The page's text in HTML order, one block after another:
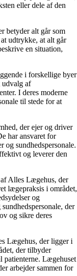
eller dele af den
betyder alt går som
udtrykke, at alt går
en situation,
i forskellige byer
af
I deres moderne
til stede for at
der ejer og driver
har ansvaret for
og sundhedspersonale.
og leverer den
Alles Lægehus, der
lægepraksis i området,
og
der
og sikre deres
Lægehus, der ligger i
der tilbyder
patienterne. Lægehuset
arbejder sammen for